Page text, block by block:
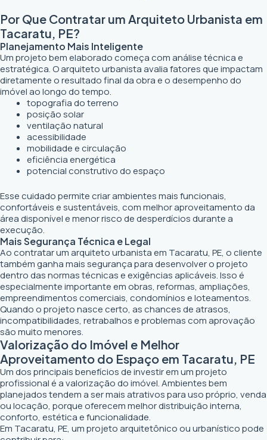
Por Que Contratar um Arquiteto Urbanista em
Tacaratu, PE?
Planejamento Mais Inteligente
Um projeto bem elaborado começa com análise técnica e
estratégica. O arquiteto urbanista avalia fatores que impactam
diretamente o resultado final da obra e o desempenho do
imóvel ao longo do tempo.
topografia do terreno
posição solar
ventilação natural
acessibilidade
mobilidade e circulação
eficiência energética
potencial construtivo do espaço
Esse cuidado permite criar ambientes mais funcionais,
confortáveis e sustentáveis, com melhor aproveitamento da
área disponível e menor risco de desperdícios durante a
execução.
Mais Segurança Técnica e Legal
Ao contratar um arquiteto urbanista em Tacaratu, PE, o cliente
também ganha mais segurança para desenvolver o projeto
dentro das normas técnicas e exigências aplicáveis. Isso é
especialmente importante em obras, reformas, ampliações,
empreendimentos comerciais, condomínios e loteamentos.
Quando o projeto nasce certo, as chances de atrasos,
incompatibilidades, retrabalhos e problemas com aprovação
são muito menores.
Valorização do Imóvel e Melhor
Aproveitamento do Espaço em Tacaratu, PE
Um dos principais benefícios de investir em um projeto
profissional é a valorização do imóvel. Ambientes bem
planejados tendem a ser mais atrativos para uso próprio, venda
ou locação, porque oferecem melhor distribuição interna,
conforto, estética e funcionalidade.
Em Tacaratu, PE, um projeto arquitetônico ou urbanístico pode